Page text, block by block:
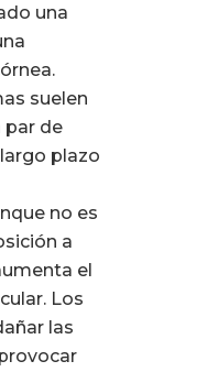
una
suelen
par de
plazo
no es
a
el
Los
las